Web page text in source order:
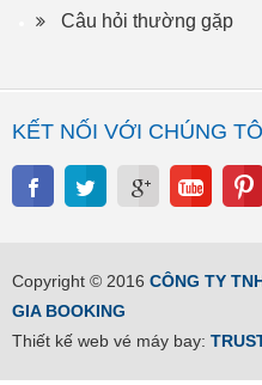
Câu hỏi thường gặp
KẾT NỐI VỚI CHÚNG
Copyright © 2016 CÔNG TY
GIA BOOKING
Thiết kế web vé máy bay: